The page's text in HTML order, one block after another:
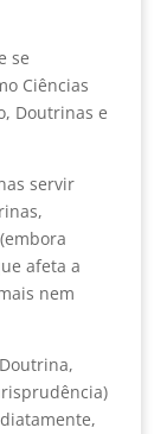
se
Ciências
Doutrinas e
servir
afeta a
nem